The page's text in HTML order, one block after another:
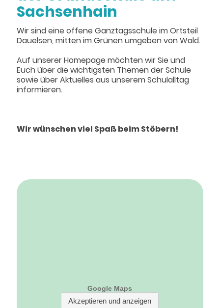
Sachsenhain
Wir sind eine offene Ganztagsschule im Ortsteil
Dauelsen, mitten im Grünen umgeben von Wald.
Auf unserer Homepage möchten wir Sie und
Euch über die wichtigsten Themen der Schule
sowie über Aktuelles aus unserem Schulalltag
informieren.
Wir wünschen viel Spaß beim Stöbern!